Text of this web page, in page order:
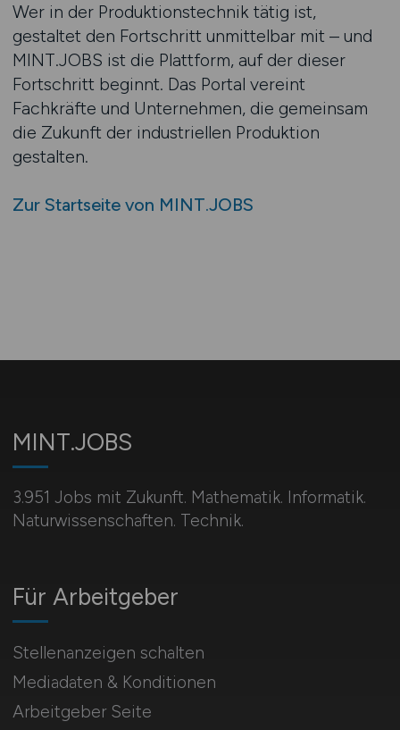
Wer in der Produktionstechnik tätig ist,
gestaltet den Fortschritt unmittelbar mit – und
MINT.JOBS ist die Plattform, auf der dieser
Fortschritt beginnt. Das Portal vereint
Fachkräfte und Unternehmen, die gemeinsam
die Zukunft der industriellen Produktion
gestalten.
Zur Startseite von MINT.JOBS
MINT.JOBS
3.951 Jobs mit Zukunft. Mathematik. Informatik.
Naturwissenschaften. Technik.
Für Arbeitgeber
Stellenanzeigen schalten
Mediadaten & Konditionen
Arbeitgeber Seite